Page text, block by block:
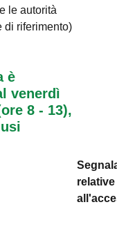
le autorità
di riferimento)
è
venerdì
8 - 13),
relative